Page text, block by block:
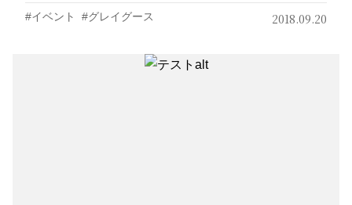
イベント グレイグース 2018.09.20